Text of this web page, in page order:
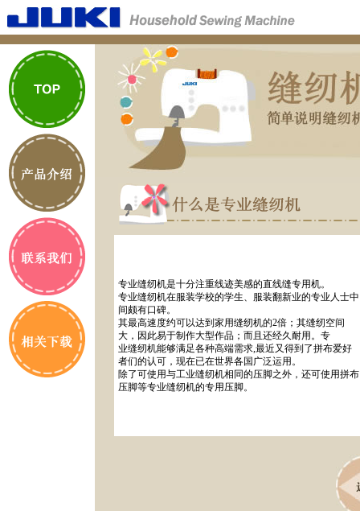
专业缝纫机是十分注重线迹美感的直线缝专用机。
专业缝纫机在服装学校的学生、服装翻新业的专业人士中
间颇有口碑。
其最高速度约可以达到家用缝纫机的2倍；其缝纫空间
大，因此易于制作大型作品；而且还经久耐用。专
业缝纫机能够满足各种高端需求,最近又得到了拼布爱好
者们的认可，现在已在世界各国广泛运用。
除了可使用与工业缝纫机相同的压脚之外，还可使用拼布
压脚等专业缝纫机的专用压脚。